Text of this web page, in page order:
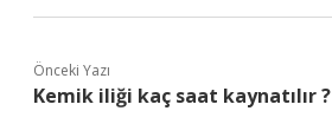
Önceki Yazı
Kemik iliği kaç saat kaynatılır ?